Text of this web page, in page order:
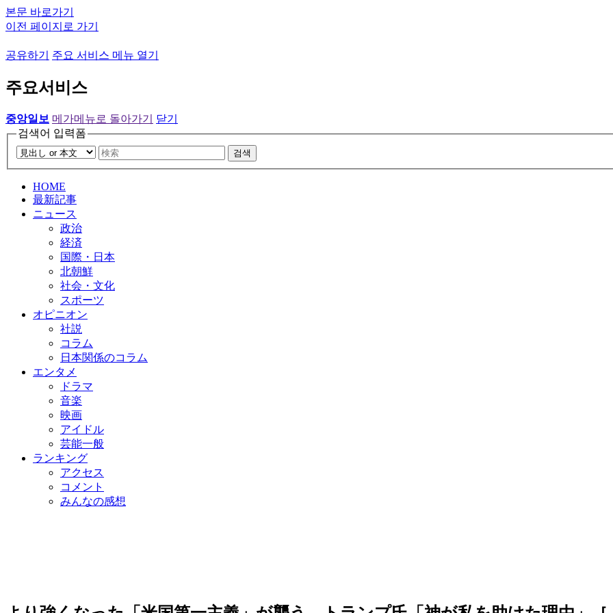
본문 바로가기
이전 페이지로 가기
공유하기 주요 서비스 메뉴 열기
주요서비스
중앙일보 메가메뉴로 돌아가기
닫기
검색어 입력폼
검색
HOME
最新記事
ニュース
政治
経済
国際・日本
北朝鮮
社会・文化
スポーツ
オピニオン
社説
コラム
日本関係のコラム
エンタメ
ドラマ
音楽
映画
アイドル
芸能一般
ランキング
アクセス
コメント
みんなの感想